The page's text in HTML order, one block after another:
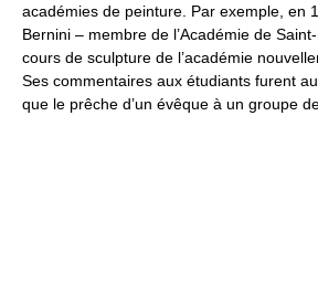
académies de peinture. Par exemple, en
Bernini – membre de l’Académie de
cours de sculpture de l’académie
Ses commentaires aux étudiants furent
que le prêche d’un évêque à un groupe